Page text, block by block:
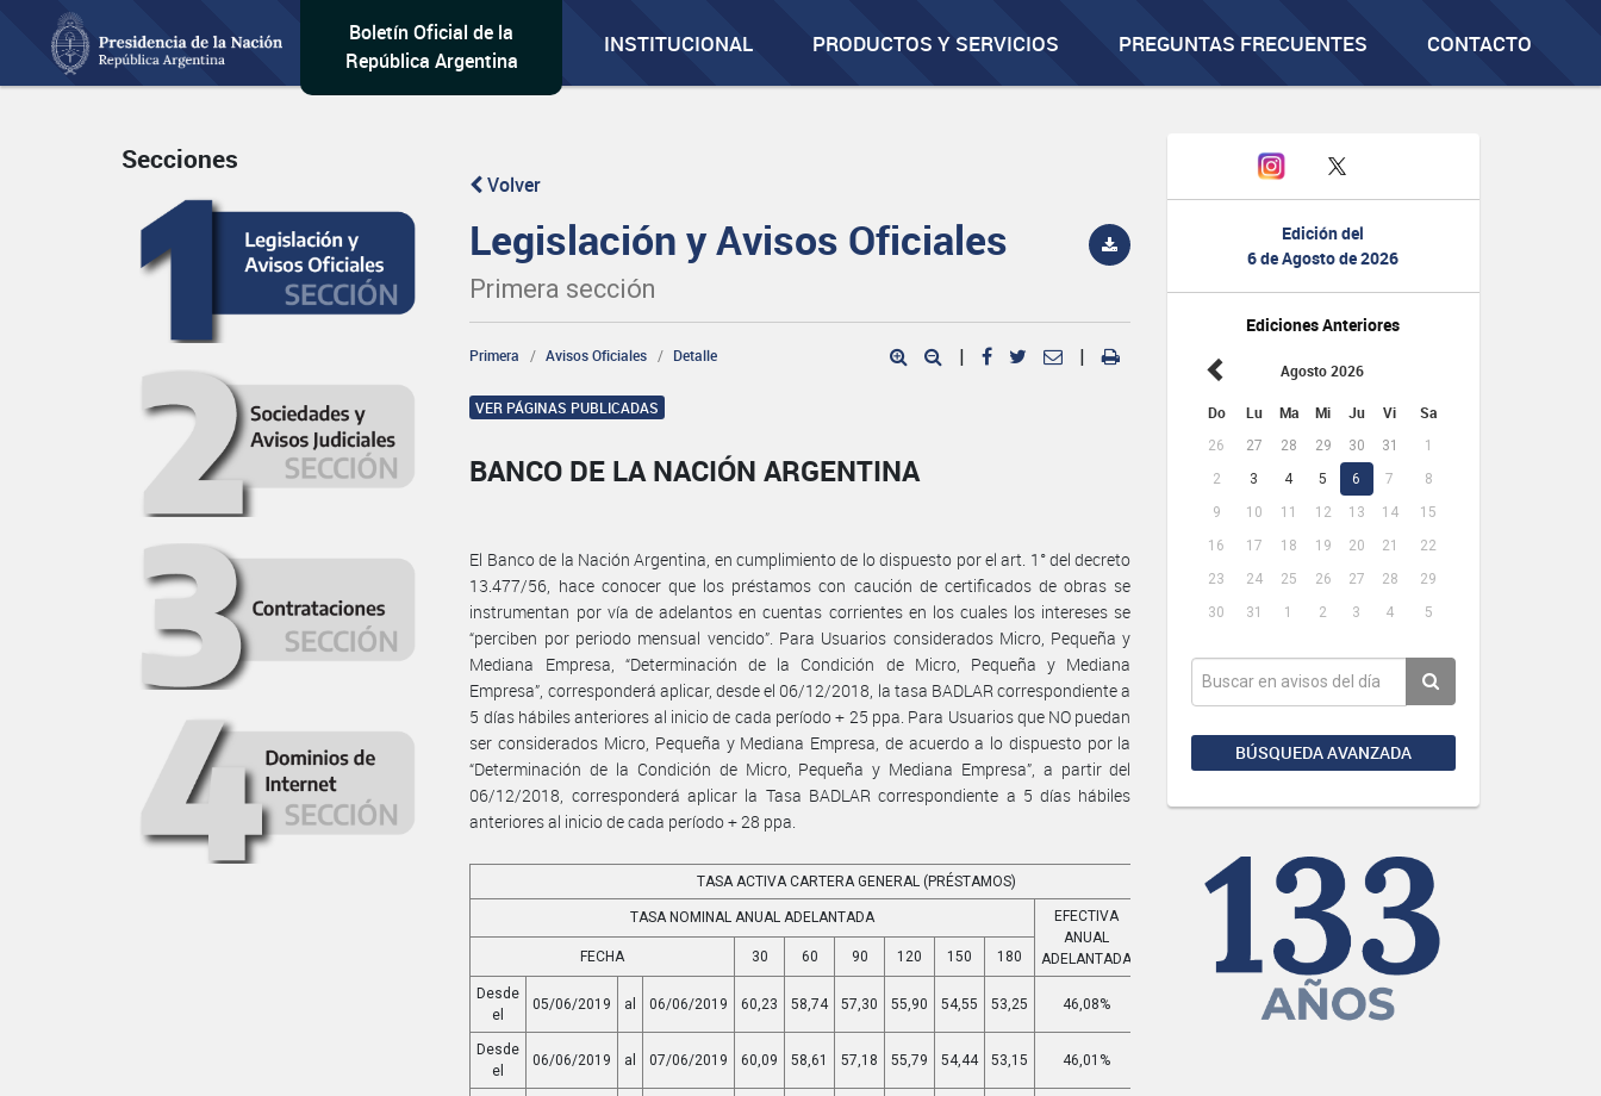
Boletín Oficial de la
República Argentina
INSTITUCIONAL PRODUCTOS Y SERVICIOS PREGUNTAS FRECUENTES CONTACTO
Edición del
6 de Agosto de 2026
Ediciones Anteriores
Agosto 2026
Do Lu Ma Mi Ju Vi Sa
26 27 28 29 30 31
1
2
3 4 5 6 7
8
9
10 11 12 13 14
15
16
17 18 19 20 21
22
23
24 25 26 27 28
29
30
31 1 2 3 4 5
BÚSQUEDA AVANZADA
Secciones
Volver
Legislación y Avisos Oficiales
Primera sección
Primera Avisos Oficiales Detalle | |
VER PÁGINAS PUBLICADAS
BANCO DE LA NACIÓN ARGENTINA
El Banco de la Nación Argentina, en cumplimiento de lo dispuesto por el art. 1° del decreto
13.477/56, hace conocer que los préstamos con caución de certificados de obras se
instrumentan por vía de adelantos en cuentas corrientes en los cuales los intereses se
“perciben por periodo mensual vencido”. Para Usuarios considerados Micro, Pequeña y
Mediana Empresa, “Determinación de la Condición de Micro, Pequeña y Mediana
Empresa”, corresponderá aplicar, desde el 06/12/2018, la tasa BADLAR correspondiente a
5 días hábiles anteriores al inicio de cada período + 25 ppa. Para Usuarios que NO puedan
ser considerados Micro, Pequeña y Mediana Empresa, de acuerdo a lo dispuesto por la
“Determinación de la Condición de Micro, Pequeña y Mediana Empresa”, a partir del
06/12/2018, corresponderá aplicar la Tasa BADLAR correspondiente a 5 días hábiles
anteriores al inicio de cada período + 28 ppa.
TASA ACTIVA CARTERA GENERAL (PRÉSTAMOS)
TASA NOMINAL ANUAL ADELANTADA
EFECTIVA
ANUAL
ADELANTADA
ADELANTADA
FECHA 30 60 90 120 150 180
Desde
el
05/06/2019 al 06/06/2019 60,23 58,74 57,30 55,90 54,55 53,25 46,08%
Desde
el
06/06/2019 al 07/06/2019 60,09 58,61 57,18 55,79 54,44 53,15 46,01%